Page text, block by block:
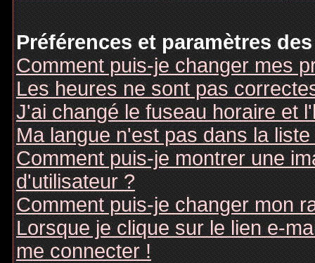
Préférences et paramètres
Comment puis-je changer mes
Les heures ne sont pas
J'ai changé le fuseau horaire et
Ma langue n'est pas dans la liste
Comment puis-je montrer une
d'utilisateur ?
Comment puis-je changer mon
Lorsque je clique sur le lien e-
me connecter !